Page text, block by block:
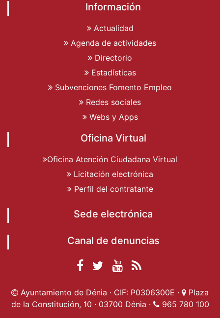
Información
Actualidad
Agenda de actividades
Directorio
Estadísticas
Subvenciones Fomento Empleo
Redes sociales
Webs y Apps
Oficina Virtual
Oficina Atención Ciudadana Virtual
Licitación electrónica
Perfil del contratante
Sede electrónica
Canal de denuncias
Facebook
Ayuntamiento de
Dénia
Ayuntamiento de
Dénia
Ayuntamiento
de Dénia
Actualidad
Ayuntamiento de Dénia · CIF: P0306300E ·
Plaza
de la Constitución, 10 · 03700 Dénia ·
965 780 100